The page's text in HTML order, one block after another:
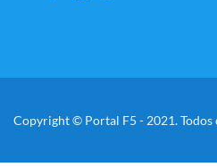
Copyright © Portal F5 - 2021. Todos